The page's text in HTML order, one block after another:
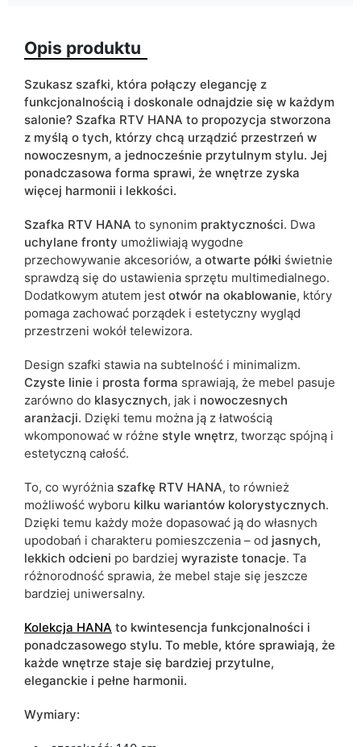
Kolorystyka
dąb sonoma
kaszmir
Typ szafki stojąca
ean13 5905723928769
Ze względu na proces produkcyjny i właściwości materiałów,
możliwe są tolerancje wymiarowe na poziomie +/- 2–3 cm.
Opis produktu
Szukasz szafki, która połączy elegancję z
funkcjonalnością i doskonale odnajdzie się w każdym
salonie? Szafka RTV HANA to propozycja stworzona
z myślą o tych, którzy chcą urządzić przestrzeń w
nowoczesnym, a jednocześnie przytulnym stylu. Jej
ponadczasowa forma sprawi, że wnętrze zyska
więcej harmonii i lekkości.
Szafka RTV HANA to synonim praktyczności. Dwa
uchylane fronty umożliwiają wygodne
przechowywanie akcesoriów, a otwarte półki świetnie
sprawdzą się do ustawienia sprzętu multimedialnego.
Dodatkowym atutem jest otwór na okablowanie, który
pomaga zachować porządek i estetyczny wygląd
przestrzeni wokół telewizora.
Design szafki stawia na subtelność i minimalizm.
Czyste linie i prosta forma sprawiają, że mebel pasuje
zarówno do klasycznych, jak i nowoczesnych
aranżacji. Dzięki temu można ją z łatwością
wkomponować w różne style wnętrz, tworząc spójną i
estetyczną całość.
To, co wyróżnia szafkę RTV HANA, to również
możliwość wyboru kilku wariantów kolorystycznych.
Dzięki temu każdy może dopasować ją do własnych
upodobań i charakteru pomieszczenia – od jasnych,
lekkich odcieni po bardziej wyraziste tonacje. Ta
różnorodność sprawia, że mebel staje się jeszcze
bardziej uniwersalny.
Kolekcja HANA to kwintesencja funkcjonalności i
ponadczasowego stylu. To meble, które sprawiają, że
każde wnętrze staje się bardziej przytulne,
eleganckie i pełne harmonii.
Wymiary: